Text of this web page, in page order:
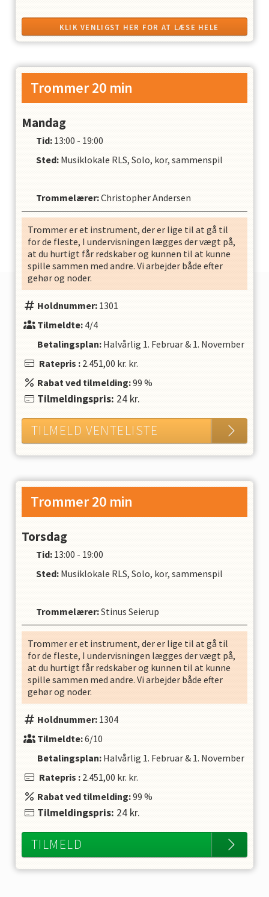
hjælpe dig med at omsætte noderne til musik.
Af udstyr kræves som minimum trommestikker og
øvetromme. Du er velkommen til at kontakte læreren
KLIK VENLIGST HER FOR AT LÆSE HELE
BESKRIVELSEN
Trommer 20 min
Mandag
Tid: 13:00 - 19:00
Sted: Musiklokale RLS, Solo, kor, sammenspil
Trommelærer:Christopher Andersen
Trommer er et instrument, der er lige til at gå til
for de fleste, I undervisningen lægges der vægt på,
at du hurtigt får redskaber og kunnen til at kunne
spille sammen med andre. Vi arbejder både efter
gehør og noder.
Holdnummer: 1301
Tilmeldte:4/4
Betalingsplan: Halvårlig 1. Februar& 1. November
Ratepris : 2.451,00 kr. kr.
Rabat ved tilmelding:99 %
Tilmeldingspris: 24kr.
TILMELD VENTELISTE
Trommer 20 min
Torsdag
Tid: 13:00 - 19:00
Sted: Musiklokale RLS, Solo, kor, sammenspil
Trommelærer:Stinus Seierup
Trommer er et instrument, der er lige til at gå til
for de fleste, I undervisningen lægges der vægt på,
at du hurtigt får redskaber og kunnen til at kunne
spille sammen med andre. Vi arbejder både efter
gehør og noder.
Holdnummer: 1304
Tilmeldte:6/10
Betalingsplan: Halvårlig 1. Februar& 1. November
Ratepris : 2.451,00 kr. kr.
Rabat ved tilmelding:99 %
Tilmeldingspris: 24kr.
TILMELD